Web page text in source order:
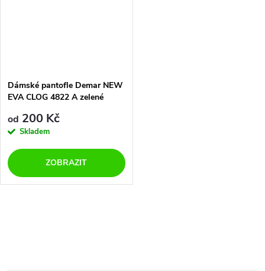
Dámské pantofle Demar NEW
EVA CLOG 4822 A zelené
od 200 Kč
Skladem
ZOBRAZIT